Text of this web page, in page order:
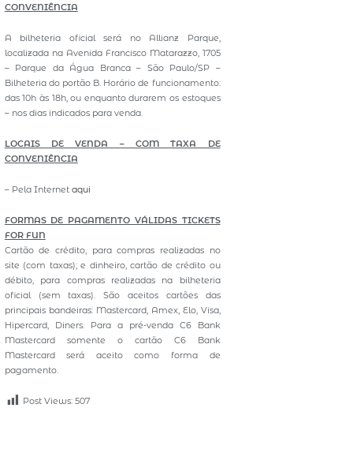
CONVENIÊNCIA
A bilheteria oficial será no Allianz Parque,
localizada na Avenida Francisco Matarazzo, 1705
– Parque da Água Branca – São Paulo/SP –
Bilheteria do portão B. Horário de funcionamento:
das 10h às 18h, ou enquanto durarem os estoques
– nos dias indicados para venda.
LOCAIS DE VENDA – COM TAXA DE
CONVENIÊNCIA
– Pela Internet aqui
FORMAS DE PAGAMENTO VÁLIDAS TICKETS
FOR FUN
Cartão de crédito, para compras realizadas no
site (com taxas); e dinheiro, cartão de crédito ou
débito, para compras realizadas na bilheteria
oficial (sem taxas). São aceitos cartões das
principais bandeiras: Mastercard, Amex, Elo, Visa,
Hipercard, Diners. Para a pré-venda C6 Bank
Mastercard somente o cartão C6 Bank
Mastercard será aceito como forma de
pagamento.
Post Views: 507